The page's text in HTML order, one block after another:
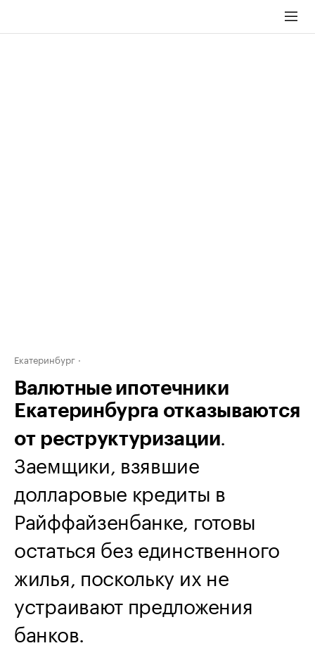
Екатеринбург
Валютные ипотечники
Екатеринбурга отказываются
от реструктуризации.
Заемщики, взявшие
долларовые кредиты в
Райффайзенбанке, готовы
остаться без единственного
жилья, поскольку их не
устраивают предложения
банков.